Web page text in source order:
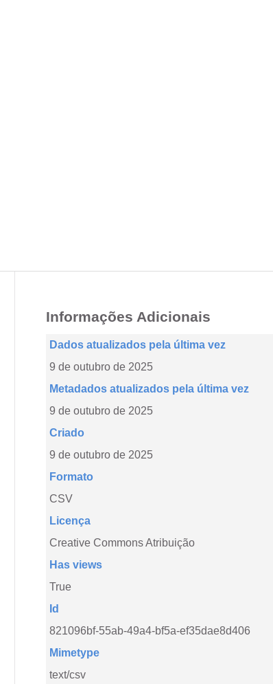
Informações Adicionais
Dados atualizados pela última vez
9 de outubro de 2025
Metadados atualizados pela última vez
9 de outubro de 2025
Criado
9 de outubro de 2025
Formato
CSV
Licença
Creative Commons Atribuição
Has views
True
Id
821096bf-55ab-49a4-bf5a-ef35dae8d406
Mimetype
text/csv